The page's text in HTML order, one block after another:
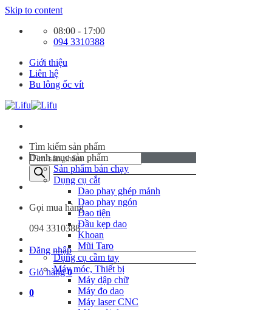
Skip to content
08:00 - 17:00
094 3310388
Giới thiệu
Liên hệ
Bu lông ốc vít
Tìm kiếm sản phẩm
Gọi mua hàng
094 3310388
Đăng nhập
Giỏ hàng0
0
Danh mục sản phẩm
Sản phẩm bán chạy
Dụng cụ cắt
Dao phay ghép mảnh
Dao phay ngón
Dao tiện
Đầu kẹp dao
Khoan
Mũi Taro
Dụng cụ cầm tay
Máy móc, Thiết bị
Máy dập chữ
Máy đo dao
Máy laser CNC